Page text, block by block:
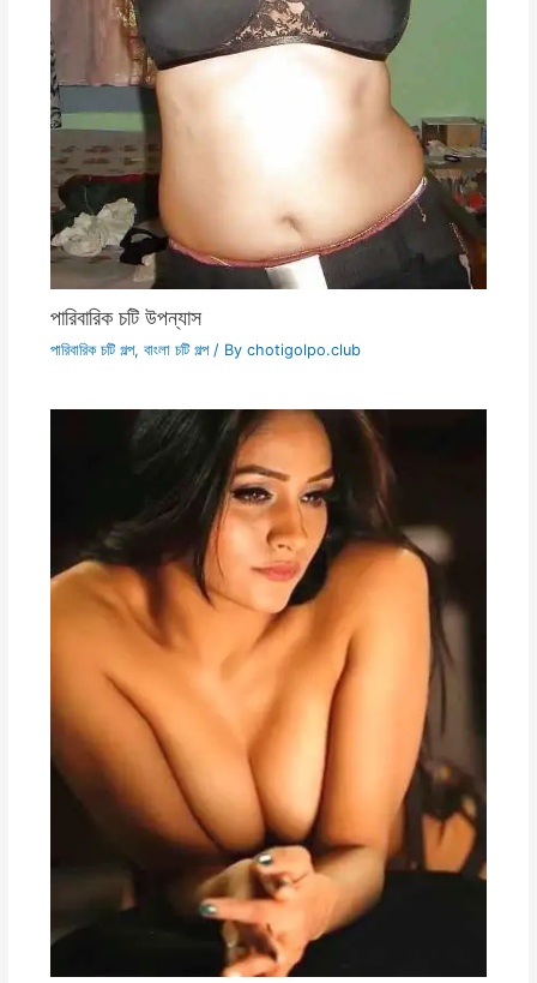
পারিবারিক চটি উপন্যাস
পারিবারিক চটি গল্প, বাংলা চটি গল্প/ By chotigolpo.club